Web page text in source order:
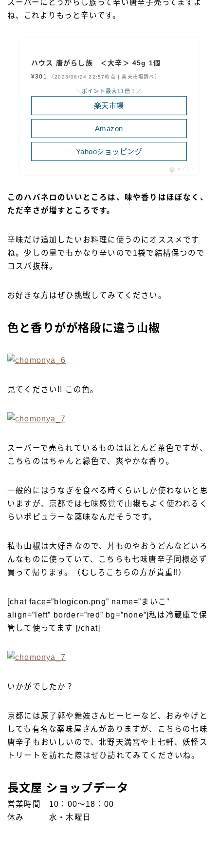
スーパーにとうがらし族って辛い唐辛子売ってますよ
ね、これよりもっと辛いです。
ハウス 唐がらし族 ＜大辛＞ 45g 1個
¥301 （2023/08/24 22:57時点 | 楽天市場調べ）
Amazon
＼ポイント最大11倍！／
楽天市場
Yahooショッピング
ポチップ
このハバネロのいいところは、味や香りはほぼなく、
ただ辛さが増すところです。
辛味だけ追加したいお料理に使うのにオススメです
ね。少しの量でもかなり辛いので1袋で結構保つので
コスパ抜群。
お好きな方はぜひ挑戦してみてください。
色と香りがが格段に違う山椒
見てください!! この色。
スーパーで売られているものはほとんど茶色ですが、
こちらのはちゃんと緑色で、爽やかな香り。
一般的にはうなぎを食べる時くらいしか使わないと思
いますが、京都では七味感覚で山椒もよく使われるく
らいポピュラーな薬味なんだそうです。
私も山椒は大好きなので、丼ものやおうどんなどいろ
んなものに使っていて、こちらも七味唐辛子同様必ず
買って帰ります。（むしろこちらの方が貴重!!）
[chat face=”blogicon.png” name=”まいこ”
align=”left” border=”red” bg=”none”]私は冷蔵庫で保
管して使ってます [/chat]
いかがでしたか？
京都には原了郭や舞妓さんヒーヒーなど、おみやげと
しても有名な薬味屋さんがありますが、こちらの七味
唐辛子もおいしいので、北野天満宮や上七軒、妖怪ス
トリートを訪れた際はぜひ訪れてみてくださいね。
長文屋 ショップデータ
営業時間 10：00〜18：00
休み 水・木曜日